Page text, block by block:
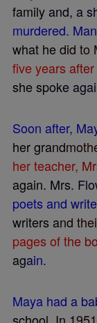
familyand, as
murdered. Man
what hedid to
fveyears after
shespokeagai
Soon after, Ma
hergrandmoth
herteacher, Mr
again. Mrs. Flo
poets and write
writers and thei
pages ofthe bo
again.
Maya had a ba